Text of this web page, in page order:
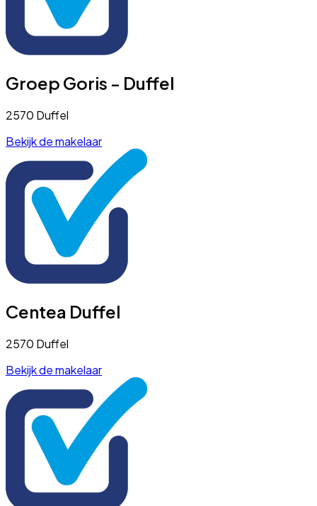
Groep Goris - Duffel
2570 Duffel
Bekijk de makelaar
Centea Duffel
2570 Duffel
Bekijk de makelaar